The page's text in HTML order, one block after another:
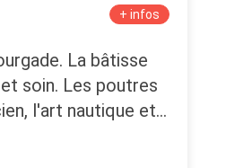
+ infos
La bâtisse
soin. Les poutres
l'art nautique et…